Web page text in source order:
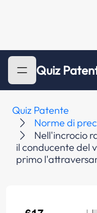
Quiz
Quiz Patente
Norme di
Nell'incrocio
il conducente del
primo